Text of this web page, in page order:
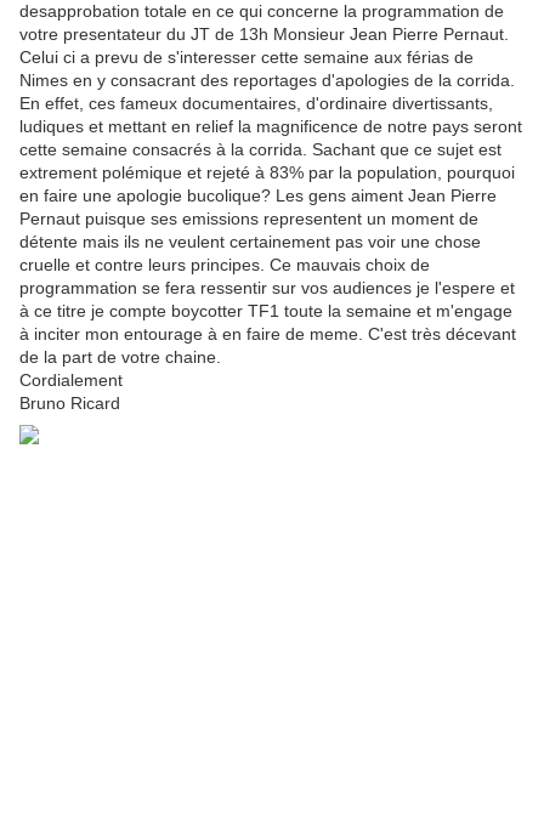
desapprobation totale en ce qui concerne la programmation de
votre presentateur du JT de 13h Monsieur Jean Pierre Pernaut.
Celui ci a prevu de s'interesser cette semaine aux férias de
Nimes en y consacrant des reportages d'apologies de la corrida.
En effet, ces fameux documentaires, d'ordinaire divertissants,
ludiques et mettant en relief la magnificence de notre pays seront
cette semaine consacrés à la corrida. Sachant que ce sujet est
extrement polémique et rejeté à 83% par la population, pourquoi
en faire une apologie bucolique? Les gens aiment Jean Pierre
Pernaut puisque ses emissions representent un moment de
détente mais ils ne veulent certainement pas voir une chose
cruelle et contre leurs principes. Ce mauvais choix de
programmation se fera ressentir sur vos audiences je l'espere et
à ce titre je compte boycotter TF1 toute la semaine et m'engage
à inciter mon entourage à en faire de meme. C'est très décevant
de la part de votre chaine.
Cordialement
Bruno Ricard